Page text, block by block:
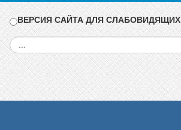
ВЕРСИЯ САЙТА ДЛЯ СЛАБОВИДЯЩИХ
Искать...